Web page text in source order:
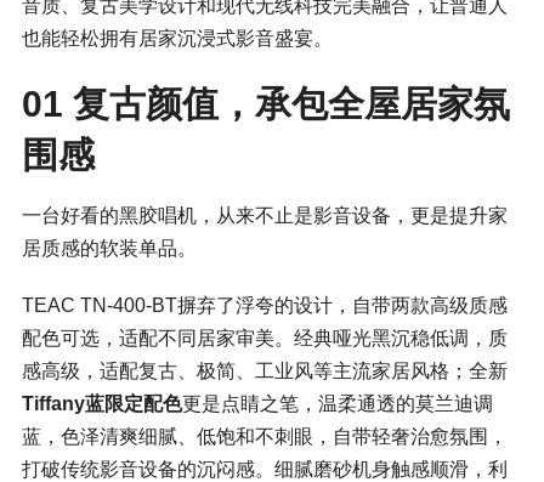
音质、复古美学设计和现代无线科技完美融合，让普通人
也能轻松拥有居家沉浸式影音盛宴。
01 复古颜值，承包全屋居家氛
围感
一台好看的黑胶唱机，从来不止是影音设备，更是提升家
居质感的软装单品。
TEAC TN-400-BT摒弃了浮夸的设计，自带两款高级质感
配色可选，适配不同居家审美。经典哑光黑沉稳低调，质
感高级，适配复古、极简、工业风等主流家居风格；全新
Tiffany蓝限定配色更是点睛之笔，温柔通透的莫兰迪调
蓝，色泽清爽细腻、低饱和不刺眼，自带轻奢治愈氛围，
打破传统影音设备的沉闷感。细腻磨砂机身触感顺滑，利